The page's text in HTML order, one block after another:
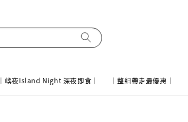
｜嶼夜Island Night 深夜即食｜ ｜整組帶走最優惠｜